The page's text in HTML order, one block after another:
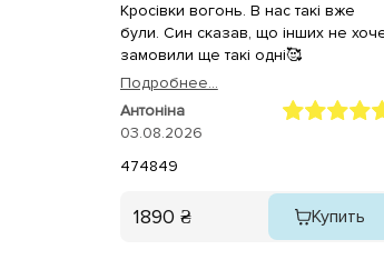
Кросівки вогонь. В нас такі вже
були. Син сказав, що інших не
замовили ще такі одні🥰
Подробнее...
Антоніна
03.08.2026
474849
1890 ₴ Купить